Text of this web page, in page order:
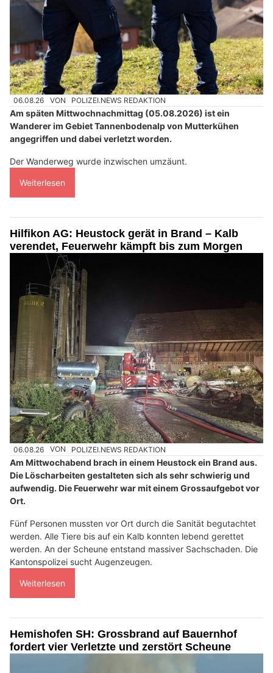
06.08.26 VON POLIZEI.NEWS REDAKTION
Am späten Mittwochnachmittag (05.08.2026) ist ein
Wanderer im Gebiet Tannenbodenalp von Mutterkühen
angegriffen und dabei verletzt worden.
Der Wanderweg wurde inzwischen umzäunt.
Weiterlesen
Hilfikon AG: Heustock gerät in Brand – Kalb
verendet, Feuerwehr kämpft bis zum Morgen
06.08.26 VON POLIZEI.NEWS REDAKTION
Am Mittwochabend brach in einem Heustock ein Brand aus.
Die Löscharbeiten gestalteten sich als sehr schwierig und
aufwendig. Die Feuerwehr war mit einem Grossaufgebot vor
Ort.
Fünf Personen mussten vor Ort durch die Sanität begutachtet
werden. Alle Tiere bis auf ein Kalb konnten lebend gerettet
werden. An der Scheune entstand massiver Sachschaden. Die
Kantonspolizei sucht Augenzeugen.
Weiterlesen
Hemishofen SH: Grossbrand auf Bauernhof
fordert vier Verletzte und zerstört Scheune